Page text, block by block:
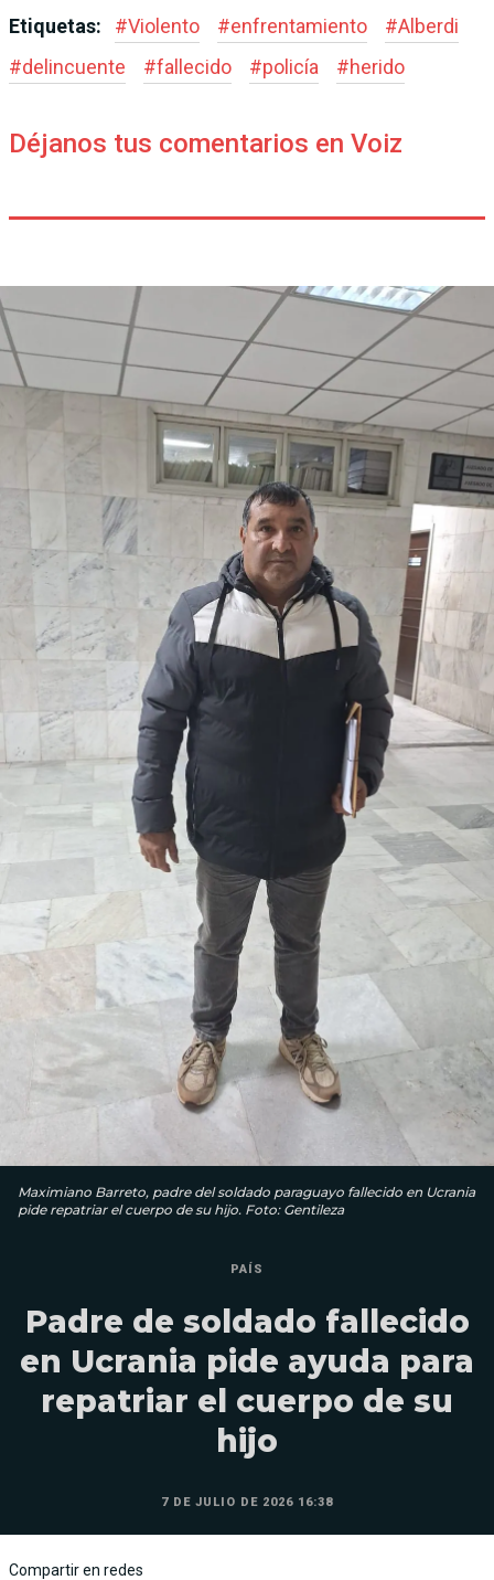
Etiquetas: #Violento #enfrentamiento #Alberdi
#delincuente #fallecido #policía #herido
Déjanos tus comentarios en Voiz
Maximiano Barreto, padre del soldado paraguayo fallecido en Ucrania
pide repatriar el cuerpo de su hijo. Foto: Gentileza
PAÍS
Padre de soldado fallecido
en Ucrania pide ayuda para
repatriar el cuerpo de su
hijo
7 DE JULIO DE 2026 16:38
Compartir en redes